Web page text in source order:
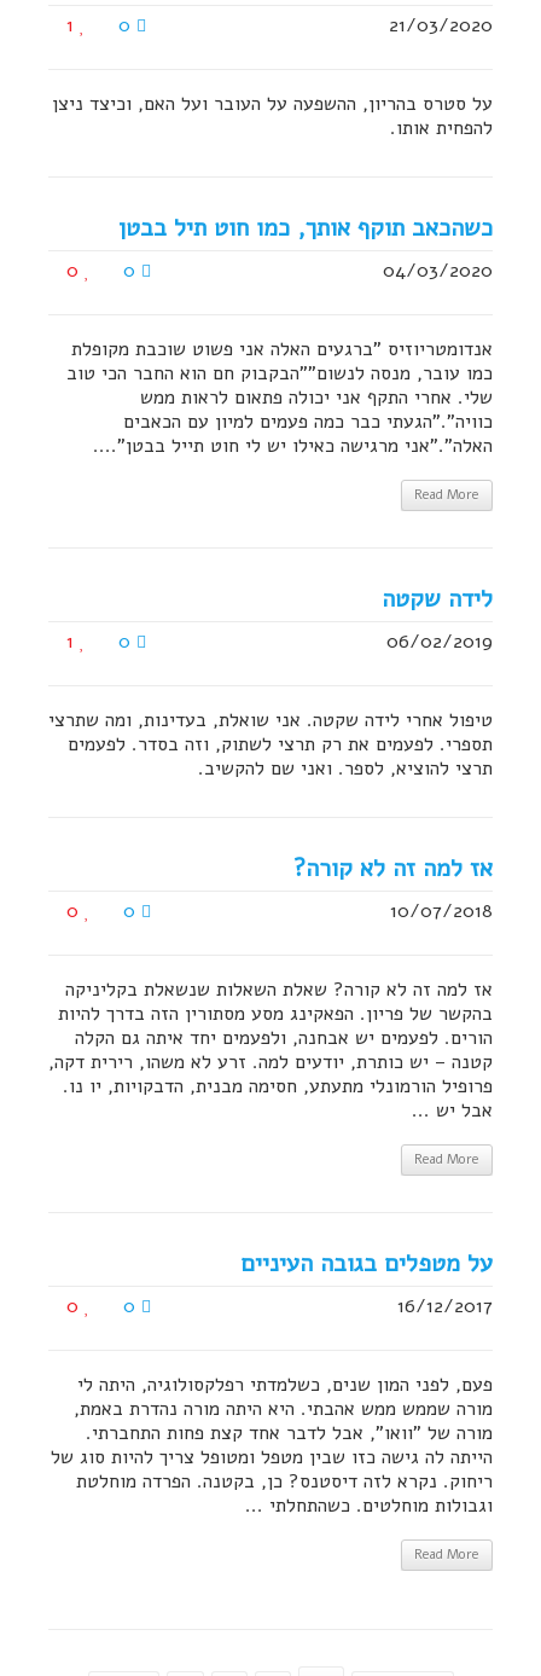
21/03/2020
על סטרס בהריון, ההשפעה על העובר ועל האם, וכיצד ניצן
להפחית אותו.
כשהכאב תוקף אותך, כמו חוט תיל בבטן
04/03/2020
אנדומטריוזיס "ברגעים האלה אני פשוט שוכבת מקופלת
כמו עובר, מנסה לנשום""הבקבוק חם הוא החבר הכי טוב
שלי. אחרי התקף אני יכולה פתאום לראות ממש
כוויה"."הגעתי כבר כמה פעמים למיון עם הכאבים
האלה"."אני מרגישה כאילו יש לי חוט תייל בבטן"....
Read More
לידה שקטה
06/02/2019
טיפול אחרי לידה שקטה. אני שואלת, בעדינות, ומה שתרצי
תספרי. לפעמים את רק תרצי לשתוק, וזה בסדר. לפעמים
תרצי להוציא, לספר. ואני שם להקשיב.
אז למה זה לא קורה?
10/07/2018
אז למה זה לא קורה? שאלת השאלות שנשאלת בקליניקה
בהקשר של פריון. הפאקינג מסע מסתורין הזה בדרך להיות
הורים. לפעמים יש אבחנה, ולפעמים יחד איתה גם הקלה
קטנה – יש כותרת, יודעים למה. זרע לא משהו, רירית דקה,
פרופיל הורמונלי מתעתע, חסימה מבנית, הדבקויות, יו נו.
אבל יש ...
Read More
על מטפלים בגובה העיניים
16/12/2017
פעם, לפני המון שנים, כשלמדתי רפלקסולוגיה, היתה לי
מורה שממש ממש אהבתי. היא היתה מורה נהדרת באמת,
מורה של "וואו", אבל לדבר אחד קצת פחות התחברתי.
הייתה לה גישה כזו שבין מטפל ומטופל צריך להיות סוג של
ריחוק. נקרא לזה דיסטנס? כן, בקטנה. הפרדה מוחלטת
וגבולות מוחלטים. כשהתחלתי ...
Read More